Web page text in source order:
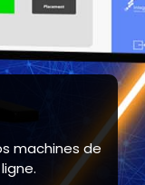
machines de